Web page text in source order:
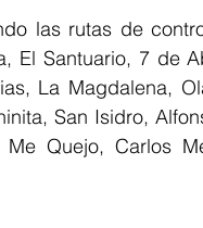
las rutas de
El Santuario, 7 de
La Magdalena,
San Isidro,
Quejo, Carlos